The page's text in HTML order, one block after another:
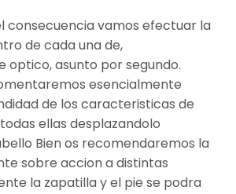
consecuencia vamos efectuar la
de cada una de,
asunto por segundo.
esencialmente
de los caracteristicas de
ellas desplazandolo
Bien os recomendaremos la
sobre accion a distintas
la zapatilla y el pie se podra